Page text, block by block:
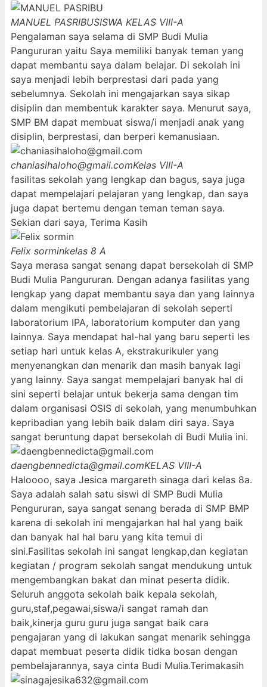
MANUEL PASRIBUSISWA KELAS VIII-A
Pengalaman saya selama di SMP Budi Mulia
Pangururan yaitu Saya memiliki banyak teman yang
dapat membantu saya dalam belajar. Di sekolah ini
saya menjadi lebih berprestasi dari pada yang
sebelumnya. Sekolah ini mengajarkan saya sikap
disiplin dan membentuk karakter saya. Menurut saya,
SMP BM dapat membuat siswa/i menjadi anak yang
disiplin, berprestasi, dan berperi kemanusiaan.
chaniasihaloho@gmail.comKelas VIII-A
fasilitas sekolah yang lengkap dan bagus, saya juga
dapat mempelajari pelajaran yang lengkap, dan saya
juga dapat bertemu dengan teman teman saya.
Sekian dari saya, Terima Kasih
Felix sorminkelas 8 A
Saya merasa sangat senang dapat bersekolah di SMP
Budi Mulia Pangururan. Dengan adanya fasilitas yang
lengkap yang dapat membantu saya dan yang lainnya
dalam mengikuti pembelajaran di sekolah seperti
laboratorium IPA, laboratorium komputer dan yang
lainnya. Saya mendapat hal-hal yang baru seperti les
setiap hari untuk kelas A, ekstrakurikuler yang
menyenangkan dan menarik dan masih banyak lagi
yang lainny. Saya sangat mempelajari banyak hal di
sini seperti belajar untuk bekerja sama dengan tim
dalam organisasi OSIS di sekolah, yang menumbuhkan
kepribadian yang lebih baik dalam diri saya. Saya
sangat beruntung dapat bersekolah di Budi Mulia ini.
daengbennedicta@gmail.comKELAS VIII-A
Haloooo, saya Jesica margareth sinaga dari kelas 8a.
Saya adalah salah satu siswi di SMP Budi Mulia
Pengururan, saya sangat senang berada di SMP BMP
karena di sekolah ini mengajarkan hal hal yang baik
dan banyak hal hal baru yang kita temui di
sini.Fasilitas sekolah ini sangat lengkap,dan kegiatan
kegiatan / program sekolah sangat mendukung untuk
mengembangkan bakat dan minat peserta didik.
Seluruh anggota sekolah baik kepala sekolah,
guru,staf,pegawai,siswa/i sangat ramah dan
baik,kinerja guru guru juga sangat baik cara
pengajaran yang di lakukan sangat menarik sehingga
dapat membuat peserta didik tidka bosan dengan
pembelajarannya, saya cinta Budi Mulia.Terimakasih